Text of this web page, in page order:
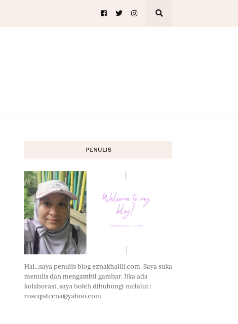
PENULIS
Hai...saya penulis blog eznakhalili.com. Saya suka
menulis dan mengambil gambar. Jika ada
kolaborasi, saya boleh dihubungi melalui :
roseqisteena@yahoo.com